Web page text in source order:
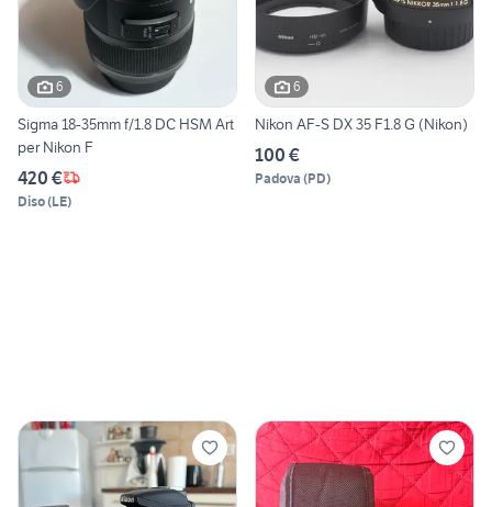
6
Sigma 18-35mm f/1.8 DC HSM Art
per Nikon F
420 €
Diso(LE)
6
Nikon AF-S DX 35 F1.8 G (Nikon)
100 €
Padova (PD)